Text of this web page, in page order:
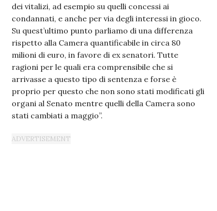
dei vitalizi, ad esempio su quelli concessi ai
condannati, e anche per via degli interessi in gioco.
Su quest’ultimo punto parliamo di una differenza
rispetto alla Camera quantificabile in circa 80
milioni di euro, in favore di ex senatori. Tutte
ragioni per le quali era comprensibile che si
arrivasse a questo tipo di sentenza e forse è
proprio per questo che non sono stati modificati gli
organi al Senato mentre quelli della Camera sono
stati cambiati a maggio”.